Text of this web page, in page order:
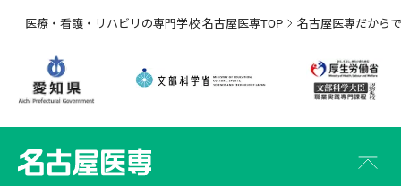
医療・看護・リハビリの専門学校 名古屋医専TOP 名古屋医専だから